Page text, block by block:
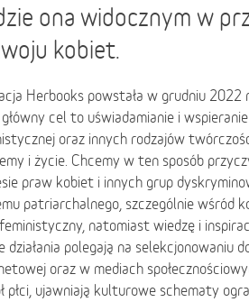
ona widocznym w
kobiet.
Herbooks powstała w grudniu 2022
główny cel to uświadamianie i
oraz innych rodzajów
i życie. Chcemy w ten sposób
praw kobiet i innych grup
patriarchalnego, szczególnie wśród
natomiast wiedzę i
działania polegają na
oraz w mediach
płci, ujawniają kulturowe schematy